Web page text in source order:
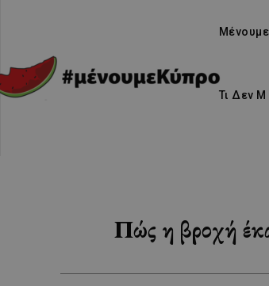
Τι Δεν Μ
Πώς η βροχή